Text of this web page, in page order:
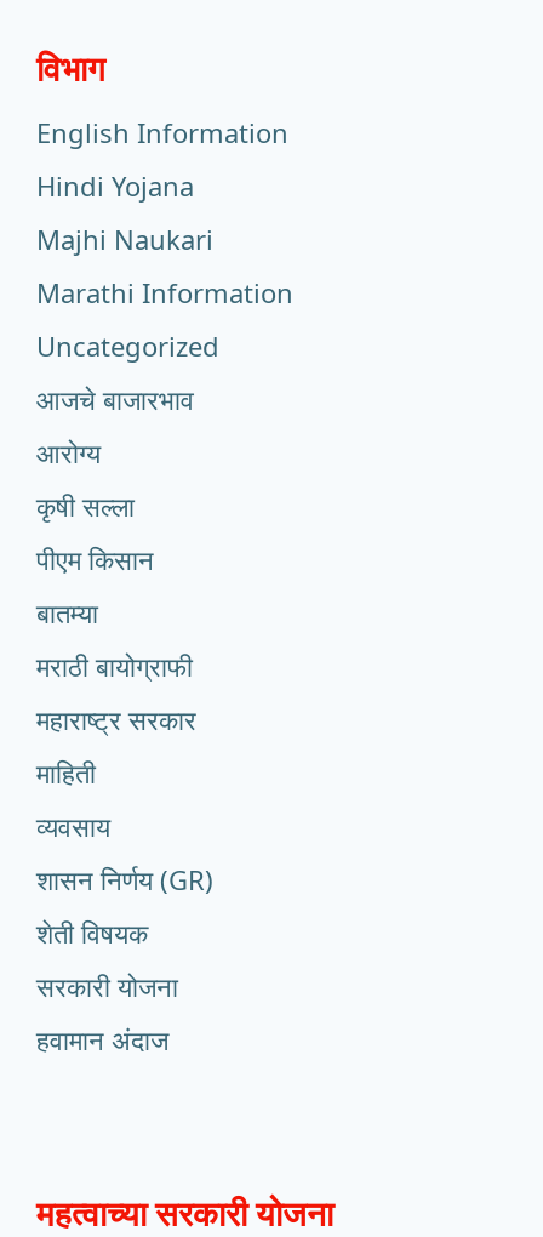
विभाग
English Information
Hindi Yojana
Majhi Naukari
Marathi Information
Uncategorized
आजचे बाजारभाव
आरोग्य
कृषी सल्ला
पीएम किसान
बातम्या
मराठी बायोग्राफी
महाराष्ट्र सरकार
माहिती
व्यवसाय
शासन निर्णय (GR)
शेती विषयक
सरकारी योजना
हवामान अंदाज
महत्वाच्या सरकारी योजना